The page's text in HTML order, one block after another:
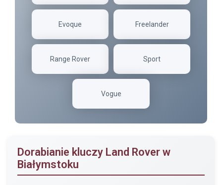
Evoque Freelander
Range Rover Sport
Vogue
Dorabianie kluczy Land Rover w
Białymstoku